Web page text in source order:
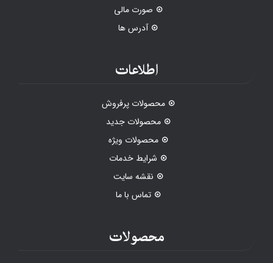
صورت مالی
آدرس ها
اطلاعات
محصولات پرفروش
محصولات جدید
محصولات ویژه
شرایط خدمات
نقشه سایت
تماس با ما
محصولات